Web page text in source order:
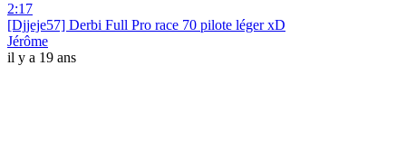
2:17
[Djjeje57] Derbi Full Pro race 70 pilote léger xD
Jérôme
il y a 19 ans